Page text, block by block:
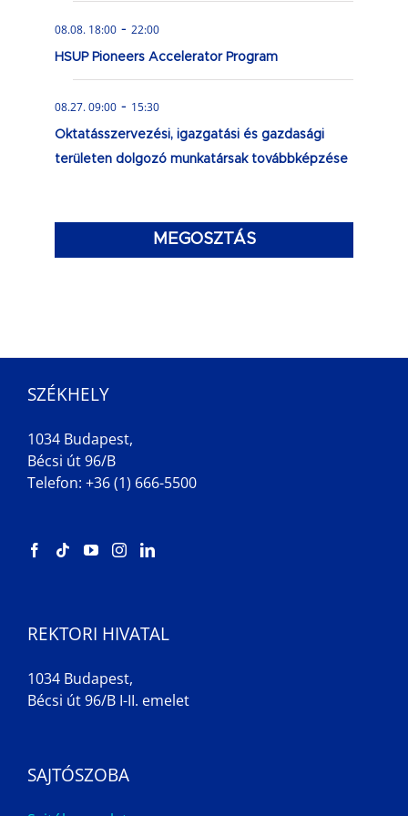
08.08. 18:00 - 22:00
HSUP Pioneers Accelerator Program
08.27. 09:00 - 15:30
Oktatásszervezési, igazgatási és gazdasági
területen dolgozó munkatársak továbbképzése
MEGOSZTÁS
SZÉKHELY
1034 Budapest,
Bécsi út 96/B
Telefon: +36 (1) 666-5500
REKTORI HIVATAL
1034 Budapest,
Bécsi út 96/B I-II. emelet
SAJTÓSZOBA